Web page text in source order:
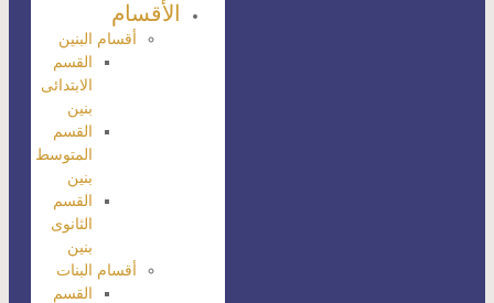
الأقسام
أقسام البنين
القسم
الابتدائى
بنين
القسم
المتوسط
بنين
القسم
الثانوى
بنين
أقسام البنات
القسم